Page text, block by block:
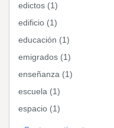
edictos (1)
edificio (1)
educación (1)
emigrados (1)
enseñanza (1)
escuela (1)
espacio (1)